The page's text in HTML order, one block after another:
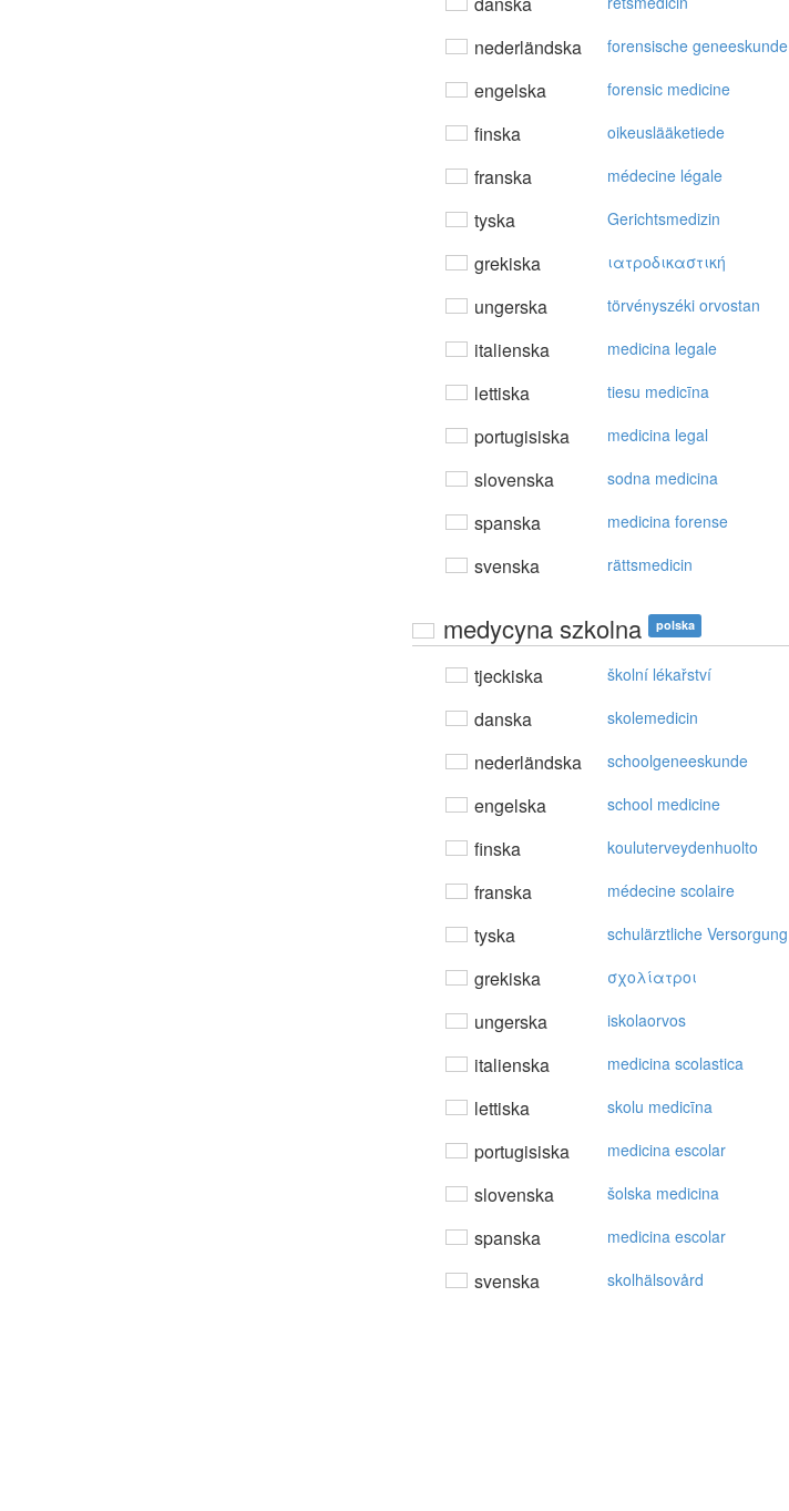
nederländska forensische geneeskunde
engelska forensic medicine
finska oikeuslääketiede
franska médecine légale
tyska Gerichtsmedizin
grekiska ιατρoδικαστική
ungerska törvényszéki orvostan
italienska medicina legale
lettiska tiesu medicīna
portugisiska medicina legal
slovenska sodna medicina
spanska medicina forense
svenska rättsmedicin
medycyna szkolna polska
tjeckiska školní lékařství
danska skolemedicin
nederländska schoolgeneeskunde
engelska school medicine
finska kouluterveydenhuolto
franska médecine scolaire
tyska schulärztliche Versorgung
grekiska σχoλίατρoι
ungerska iskolaorvos
italienska medicina scolastica
lettiska skolu medicīna
portugisiska medicina escolar
slovenska šolska medicina
spanska medicina escolar
svenska skolhälsovård